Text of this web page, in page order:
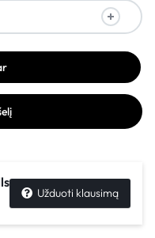
Užduoti klausimą